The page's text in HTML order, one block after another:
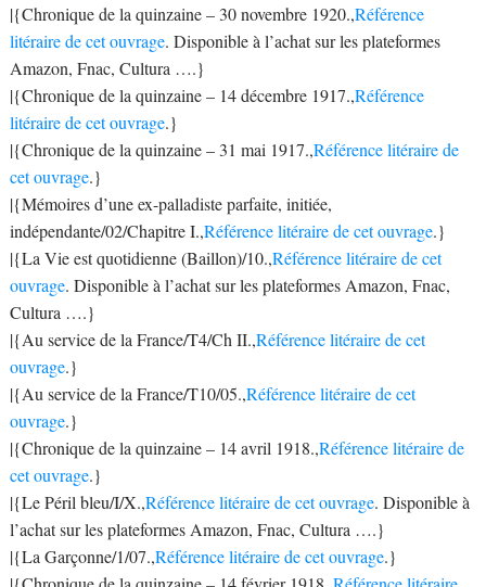
|{Chronique de la quinzaine – 30 novembre 1920.,Référence
litéraire de cet ouvrage. Disponible à l’achat sur les plateformes
Amazon, Fnac, Cultura ….}
|{Chronique de la quinzaine – 14 décembre 1917.,Référence
litéraire de cet ouvrage.}
|{Chronique de la quinzaine – 31 mai 1917.,Référence litéraire de
cet ouvrage.}
|{Mémoires d’une ex-palladiste parfaite, initiée,
indépendante/02/Chapitre I.,Référence litéraire de cet ouvrage.}
|{La Vie est quotidienne (Baillon)/10.,Référence litéraire de cet
ouvrage. Disponible à l’achat sur les plateformes Amazon, Fnac,
Cultura ….}
|{Au service de la France/T4/Ch II.,Référence litéraire de cet
ouvrage.}
|{Au service de la France/T10/05.,Référence litéraire de cet
ouvrage.}
|{Chronique de la quinzaine – 14 avril 1918.,Référence litéraire de
cet ouvrage.}
|{Le Péril bleu/I/X.,Référence litéraire de cet ouvrage. Disponible à
l’achat sur les plateformes Amazon, Fnac, Cultura ….}
|{La Garçonne/1/07.,Référence litéraire de cet ouvrage.}